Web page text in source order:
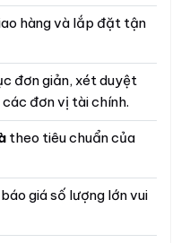
hàng và lắp đặt tận
đơn giản, xét duyệt
đơn vị tài chính.
theo tiêu chuẩn của
giá số lượng lớn vui